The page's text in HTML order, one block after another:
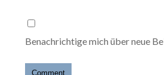
Benachrichtige mich über neue